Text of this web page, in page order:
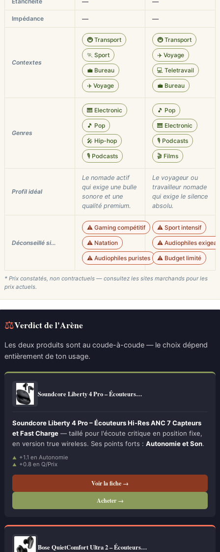
Impédance — —
Contextes
🚇 Transport
🏃 Sport
💼 Bureau
✈️ Voyage
🚇 Transport
✈️ Voyage
💻 Teletravail
💼 Bureau
Genres
🎹 Electronic
🎵 Pop
🎤 Hip-hop
🎙️ Podcasts
🎵 Pop
🎹 Electronic
🎙️ Podcasts
🎬 Films
Profil idéal
Le nomade actif
qui exige une bulle
sonore et une
qualité premium.
Le voyageur ou
travailleur nomade
qui exige le silence
absolu.
Déconseillé si…
⚠️ Gaming compétitif
⚠️ Natation
⚠️ Audiophiles puristes
⚠️ Sport intensif
⚠️ Audiophiles
⚠️ Budget limité
* Prix constatés, non contractuels — consultez les sites marchands pour les
prix actuels.
⚖Verdict de l'Arène
Les deux produits sont au coude-à-coude — le choix dépend
entièrement de ton usage.
Soundcore Liberty 4 Pro – Écouteurs…
Soundcore Liberty 4 Pro – Écouteurs Hi-Res ANC 7 Capteurs
et Fast Charge — taillé pour l'écoute critique en position fixe,
en version true wireless. Ses points forts : Autonomie et Son.
+1.1 en Autonomie
+0.8 en Q/Prix
Voir la fiche →
Acheter →
Bose QuietComfort Ultra 2 – Écouteurs…